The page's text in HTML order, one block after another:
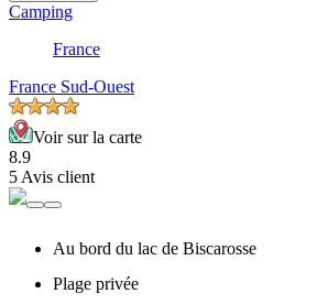
Camping
France
France Sud-Ouest
Voir sur la carte
8.9
5 Avis client
Au bord du lac de Biscarosse
Plage privée